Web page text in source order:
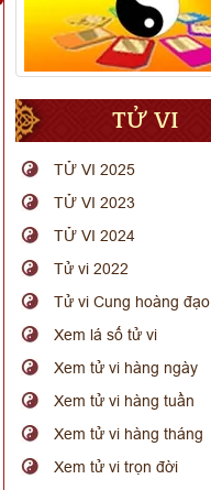
TỬ VI
TỬ VI 2025
TỬ VI 2023
TỬ VI 2024
Tử vi 2022
Tử vi Cung hoàng đạo
Xem lá số tử vi
Xem tử vi hàng ngày
Xem tử vi hàng tuần
Xem tử vi hàng tháng
Xem tử vi trọn đời